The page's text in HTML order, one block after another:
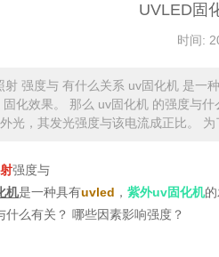
UVLED固
时间:
射 强度与 有什么关系 uv固化机 是一
固化效果。 那么 uv固化机 的强度与
光，其发光强度与该电流成正比。
强度与
机是一种具有uvled ， 紫外uv固化机
什么有关？ 哪些因素影响强度？